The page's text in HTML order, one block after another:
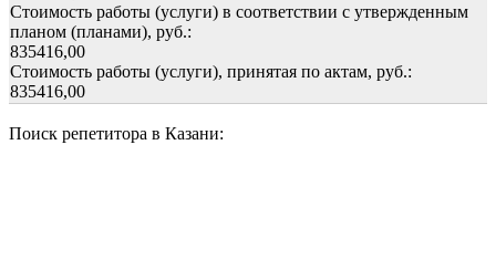
Стоимость работы (услуги) в соответствии с утвержденным
планом (планами), руб.:
835416,00
Стоимость работы (услуги), принятая по актам, руб.:
835416,00
Поиск репетитора в Казани: